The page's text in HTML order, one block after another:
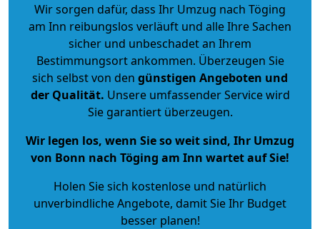
Wir sorgen dafür, dass Ihr Umzug nach Töging
am Inn reibungslos verläuft und alle Ihre Sachen
sicher und unbeschadet an Ihrem
Bestimmungsort ankommen. Überzeugen Sie
sich selbst von den günstigen Angeboten und
der Qualität. Unsere umfassender Service wird
Sie garantiert überzeugen.
Wir legen los, wenn Sie so weit sind, Ihr Umzug
von Bonn nach Töging am Inn wartet auf Sie!
Holen Sie sich kostenlose und natürlich
unverbindliche Angebote, damit Sie Ihr Budget
besser planen!